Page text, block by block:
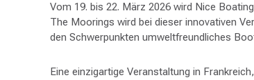
Vom 19. bis 22. März 2026 wird Nice
The Moorings wird bei dieser innovativen
den Schwerpunkten umweltfreundliches
Eine einzigartige Veranstaltung in